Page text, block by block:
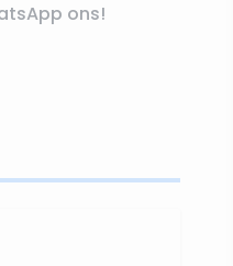
ons!